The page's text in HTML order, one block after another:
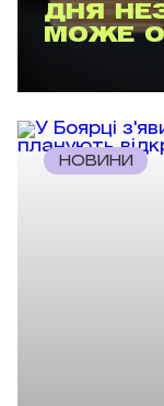
ДНЯ
МОЖЕ
НОВИНИ